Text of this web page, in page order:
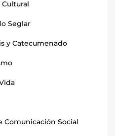
Seglar
y Catecumenado
Comunicación Social